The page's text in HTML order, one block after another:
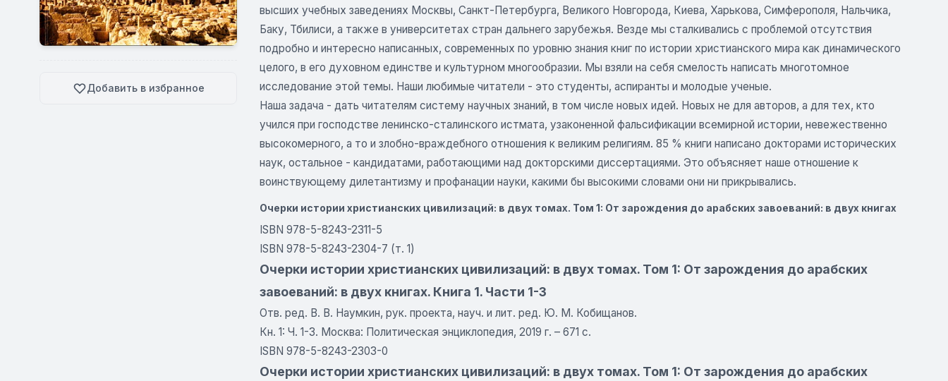
Добавить в избранное
высших учебных заведениях Москвы, Санкт-Петербурга, Великого Новгорода, Киева, Харькова, Симферополя, Нальчика,
Баку, Тбилиси, а также в университетах стран дальнего зарубежья. Везде мы сталкивались с проблемой отсутствия
подробно и интересно написанных, современных по уровню знания книг по истории христианского мира как динамического
целого, в его духовном единстве и культурном многообразии. Мы взяли на себя смелость написать многотомное
исследование этой темы. Наши любимые читатели - это студенты, аспиранты и молодые ученые.
Наша задача - дать читателям систему научных знаний, в том числе новых идей. Новых не для авторов, а для тех, кто
учился при господстве ленинско-сталинского истмата, узаконенной фальсификации всемирной истории, невежественно
высокомерного, а то и злобно-враждебного отношения к великим религиям. 85 % книги написано докторами исторических
наук, остальное - кандидатами, работающими над докторскими диссертациями. Это объясняет наше отношение к
воинствующему дилетантизму и профанации науки, какими бы высокими словами они ни прикрывались.
Очерки истории христианских цивилизаций: в двух томах. Том 1: От зарождения до арабских завоеваний: в двух книгах
ISBN 978-5-8243-2311-5
ISBN 978-5-8243-2304-7 (т. 1)
Очерки истории христианских цивилизаций: в двух томах. Том 1: От зарождения до арабских
завоеваний: в двух книгах. Книга 1. Части 1-3
Отв. ред. В. В. Наумкин, рук. проекта, науч. и лит. ред. Ю. М. Кобищанов.
Кн. 1: Ч. 1-3. Москва: Политическая энциклопедия, 2019 г. – 671 с.
ISBN 978-5-8243-2303-0
Очерки истории христианских цивилизаций: в двух томах. Том 1: От зарождения до арабских